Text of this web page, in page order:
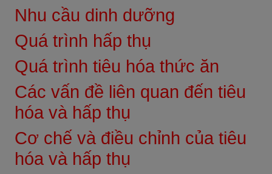
Nhu cầu dinh dưỡng
Quá trình hấp thụ
Quá trình tiêu hóa thức ăn
Các vấn đề liên quan đến tiêu
hóa và hấp thụ
Cơ chế và điều chỉnh của tiêu
hóa và hấp thụ